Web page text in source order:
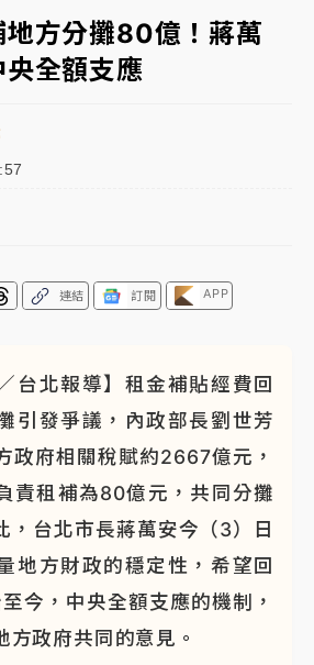
加董事人數！辜仲諒向法院聲請遭
第2檔！今線上預約開賣一度塞車
上7時
渡假村！東檢抗告成功 今重開羈
颱白海豚雨彈轟3天 「紅到發紫」降
地方分攤80億！蔣萬
全額支應
連結 訂閱 APP
台北報導】租金補貼經費回
引發爭議，內政部長劉世芳
政府相關稅賦約2667億元，
責租補為80億元，共同分攤
，台北市長蔣萬安今（3）日
地方財政的穩定性，希望回
今，中央全額支應的機制，
方政府共同的意見。